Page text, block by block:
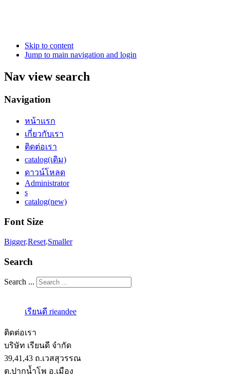
Skip to content
Jump to main navigation and login
Nav view search
Navigation
หน้าแรก
เกี่ยวกับเรา
ติดต่อเรา
catalog(เดิม)
ดาวน์โหลด
Administrator
s
catalog(new)
Font Size
Bigger.Reset.Smaller
Search
Search ...
เรียนดี rieandee
ติดต่อเรา
บริษัท เรียนดี จำกัด
39,41,43 ถ.เวสสุวรรณ
ต.ปากน้ำโพ อ.เมือง